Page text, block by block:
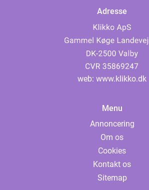
Adresse
web: www.klikko.dk
Menu
Annoncering
Om os
Cookies
Kontakt os
Sitemap